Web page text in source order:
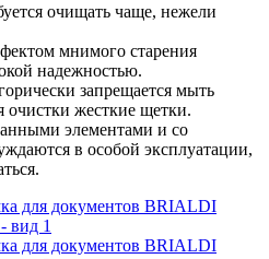
очищать чаще, нежели
мнимого старения
надежностью.
запрещается мыть
очистки жесткие щетки.
элементами и со
в особой эксплуатации,